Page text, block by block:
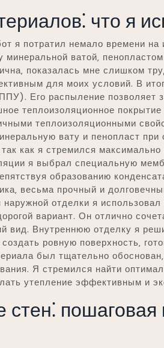
что я
я потратил немало времени на
ватой‚
показалась мне слишком
для моих условий. В
Его распыление позволяет
теплоизоляционное покрытие
теплоизоляционными
вату и пенопласт
как я стремился максимально
я выбрал специальную
образованию
весьма прочный и
наружной отделки я
вариант. Он отлично
вид. Внутреннюю отделку я
ровную поверхность‚
был тщательно
Я стремился найти
утепление эффективным и
стен⁚